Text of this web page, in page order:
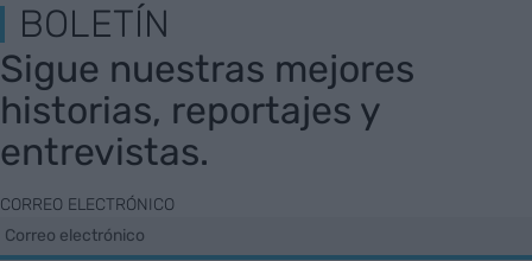
BOLETÍN
Sigue nuestras mejores
historias, reportajes y
entrevistas.
CORREO ELECTRÓNICO